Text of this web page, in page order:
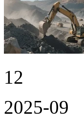
12
2025-09